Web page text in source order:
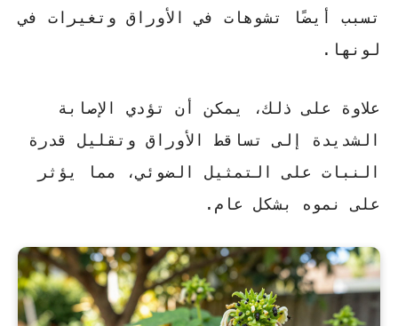
تسبب أيضًا تشوهات في الأوراق وتغيرات في
لونها.
علاوة على ذلك، يمكن أن تؤدي الإصابة
الشديدة إلى
تساقط الأوراق وتقليل قدرة
النبات على التمثيل الضوئي، مما يؤثر
على نموه بشكل عام.